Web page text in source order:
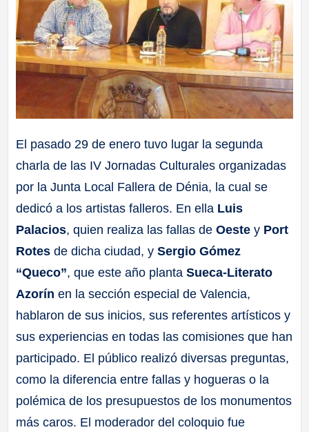
El pasado 29 de enero tuvo lugar la segunda
charla de las IV Jornadas Culturales organizadas
por la Junta Local Fallera de Dénia, la cual se
dedicó a los artistas falleros. En ella Luis
Palacios, quien realiza las fallas deOeste y Port
Rotes de dicha ciudad, y Sergio Gómez
“Queco”, que este año plantaSueca-Literato
Azorín en la sección especial de Valencia,
hablaron de sus inicios, sus referentes artísticos y
sus experiencias en todas las comisiones que han
participado. El público realizó diversas preguntas,
como la diferencia entre fallas y hogueras o la
polémica de los presupuestos de los monumentos
más caros. El moderador del coloquio fue